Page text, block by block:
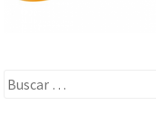
Buscar: